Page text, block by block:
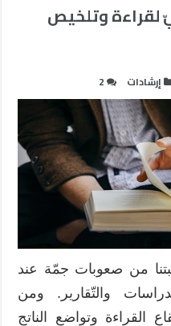
لقراءة وتلخيص
إرشادات 2
من صعوبات جمّة عند
والتّقارير. ومن
القراءة وتواضع الناتج